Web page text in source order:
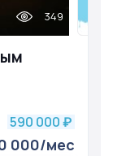
349
590 000 ₽
000/мес